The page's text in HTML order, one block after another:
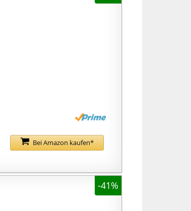
Bei Amazon kaufen*
-41%